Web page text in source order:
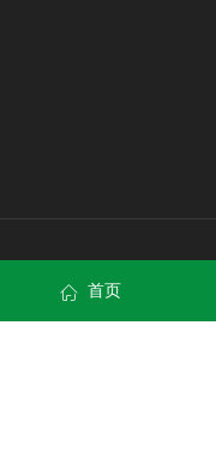
首页